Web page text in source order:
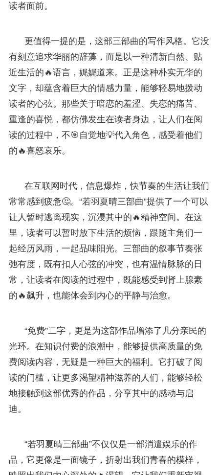
读者面前。
更值得一提的是，这部三部曲的写作风格。它没
有刻意追求华丽的辞藻，而是以一种清新自然、贴
近生活的🔥语言，娓娓道来。正是这种朴实无华的
文字，却蕴含着巨大的情感力量，能够轻易地拨动
读者的心弦。那些关于暗恋的羞涩、失恋的痛苦、
重逢的喜悦，都仿佛发生在读者身边，让人们在阅
读的过程中，不🎯自觉地💡代入角色，感受着他们
的🔥喜怒哀乐。
在互联网时代，信息爆炸，快节奏的生活让我们
常常感到疲惫🤔。“若羽夏晴三部曲”提供了一个可以
让人暂时逃离现实，沉浸其中的🔥精神空间。在这
里，读者可以暂时放下生活的烦恼，跟随主角们一
起经历风雨，一起品味阳光。三部曲的叙事节奏张
弛有度，既有扣人心弦的冲突，也有温情脉脉的日
常，让读者在阅读的过程中，既能感受到肾上腺素
的🔥飙升，也能体会到内心的平静与治愈。
“免费”二字，更是为这部作品增添了几分亲民的
光环。在知识付费的浪潮中，能够提供高质量的免
费阅读内容，无疑是一种巨大的福利。它打破了阅
读的门槛，让更多渴望精神滋养的人们，能够轻松
地接触到这部优秀的作品，分享其中的感动与启
迪。
“若羽夏晴三部曲”不仅仅是一部消遣娱乐的作
品，它更像是一面镜子，折射出我们青春的模样，